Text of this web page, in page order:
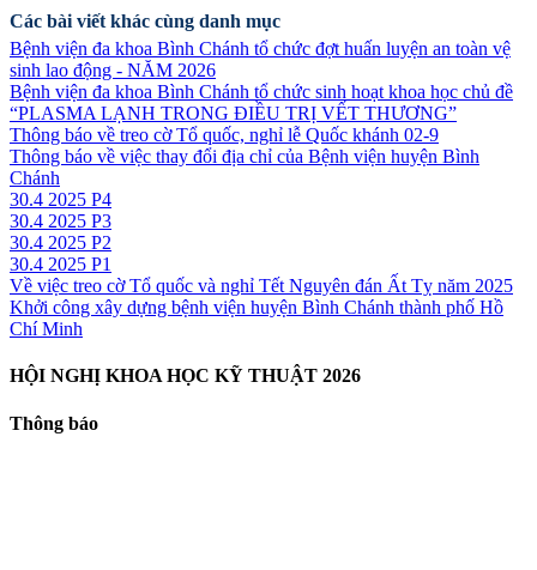
Các bài viết khác cùng danh mục
Bệnh viện đa khoa Bình Chánh tổ chức đợt huấn luyện an toàn vệ
sinh lao động - NĂM 2026
Bệnh viện đa khoa Bình Chánh tổ chức sinh hoạt khoa học chủ đề
“PLASMA LẠNH TRONG ĐIỀU TRỊ VẾT THƯƠNG”
Thông báo về treo cờ Tổ quốc, nghỉ lễ Quốc khánh 02-9
Thông báo về việc thay đổi địa chỉ của Bệnh viện huyện Bình
Chánh
30.4 2025 P4
30.4 2025 P3
30.4 2025 P2
30.4 2025 P1
Về việc treo cờ Tổ quốc và nghỉ Tết Nguyên đán Ất Tỵ năm 2025
Khởi công xây dựng bệnh viện huyện Bình Chánh thành phố Hồ
Chí Minh
HỘI NGHỊ KHOA HỌC KỸ THUẬT 2026
Thông báo